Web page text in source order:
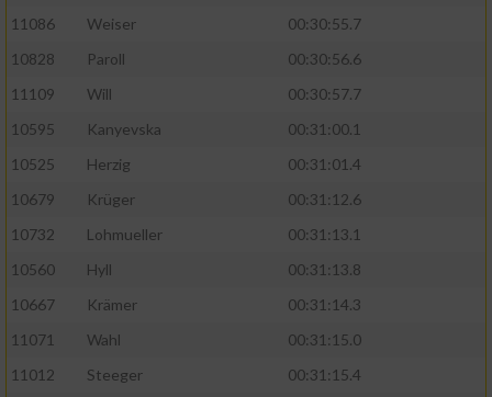
11086
Weiser
00:30:55.7
10828
Paroll
00:30:56.6
11109
Will
00:30:57.7
10595
Kanyevska
00:31:00.1
10525
Herzig
00:31:01.4
10679
Krüger
00:31:12.6
10732
Lohmueller
00:31:13.1
10560
Hyll
00:31:13.8
10667
Krämer
00:31:14.3
11071
Wahl
00:31:15.0
11012
Steeger
00:31:15.4